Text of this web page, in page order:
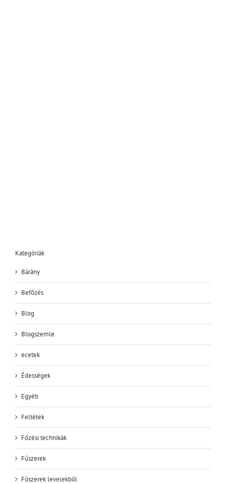
Kategóriák
Bárány
Befőzés
Blog
Blogszemle
ecetek
Édességek
Egyéb
Feltétek
Főzési technikák
Fűszerek
Fűszerek levelekből